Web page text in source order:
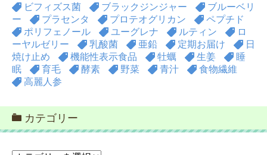
ビフィズス菌
ブラックジンジャー
ブルーベリ
ー
プラセンタ プロテオグリカン
ペプチド
ポリフェノール
ユーグレナ ルティン
ロ
ーヤルゼリー
乳酸菌 亜鉛 定期お届け
日
焼け止め
機能性表示食品 牡蠣 生姜
睡
眠
育毛 酵素 野菜 青汁
食物繊維
高麗人参
カテゴリー